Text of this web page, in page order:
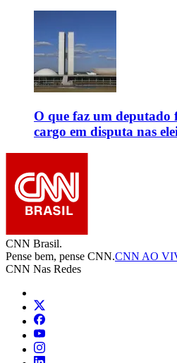
O que faz um deputado
cargo em disputa nas
CNN Brasil.
Pense bem, pense CNN.CNN AO
CNN Nas Redes